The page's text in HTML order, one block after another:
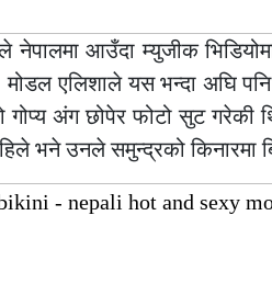
नेपालमा आउँदा म्युजीक
एलिशाले यस भन्दा अघि
गोप्य अंग छोपेर फोटो सुट
भने उनले समुन्द्रको किनारमा